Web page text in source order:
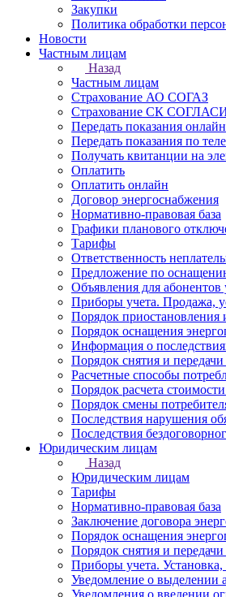
Закупки
Политика обработки
Новости
Частным лицам
Назад
Частным лицам
Страхование АО СОГАЗ
Страхование СК
Передать показания онлайн
Передать показания по
Получать квитанции на
Оплатить
Оплатить онлайн
Договор энергоснабжения
Нормативно-правовая база
Графики планового
Тарифы
Ответственность
Предложение по
Объявления для
Приборы учета. Продажа,
Порядок приостановления
Порядок оснащения
Информация о
Порядок снятия и
Расчетные способы
Порядок расчета
Порядок смены
Последствия нарушения
Последствия
Юридическим лицам
Назад
Юридическим лицам
Тарифы
Нормативно-правовая база
Заключение договора
Порядок оснащения
Порядок снятия и
Приборы учета.
Уведомление о выделении
Уведомления о введении